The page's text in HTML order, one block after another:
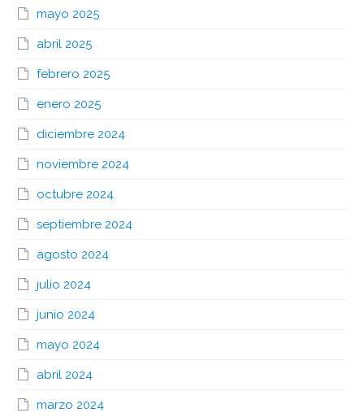
mayo 2025
abril 2025
febrero 2025
enero 2025
diciembre 2024
noviembre 2024
octubre 2024
septiembre 2024
agosto 2024
julio 2024
junio 2024
mayo 2024
abril 2024
marzo 2024